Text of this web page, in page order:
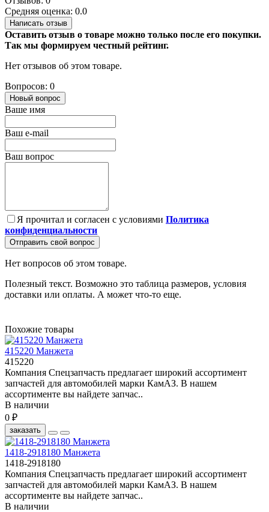
Средняя оценка: 0.0
Написать отзыв
Оставить отзыв о товаре можно только после его покупки.
Так мы формируем честный рейтинг.
Нет отзывов об этом товаре.
Вопросов: 0
Новый вопрос
Ваше имя
Ваш e-mail
Ваш вопрос
Я прочитал и согласен с условиями Политика
конфиденциальности
Отправить свой вопрос
Нет вопросов об этом товаре.
Полезный текст. Возможно это таблица размеров, условия
доставки или оплаты. А может что-то еще.
Похожие товары
415220 Манжета
415220
Компания Спецзапчасть предлагает широкий ассортимент
запчастей для автомобилей марки КамАЗ. В нашем
ассортименте вы найдете запчас..
В наличии
0 ₽
заказать
1418-2918180 Манжета
1418-2918180
Компания Спецзапчасть предлагает широкий ассортимент
запчастей для автомобилей марки КамАЗ. В нашем
ассортименте вы найдете запчас..
В наличии